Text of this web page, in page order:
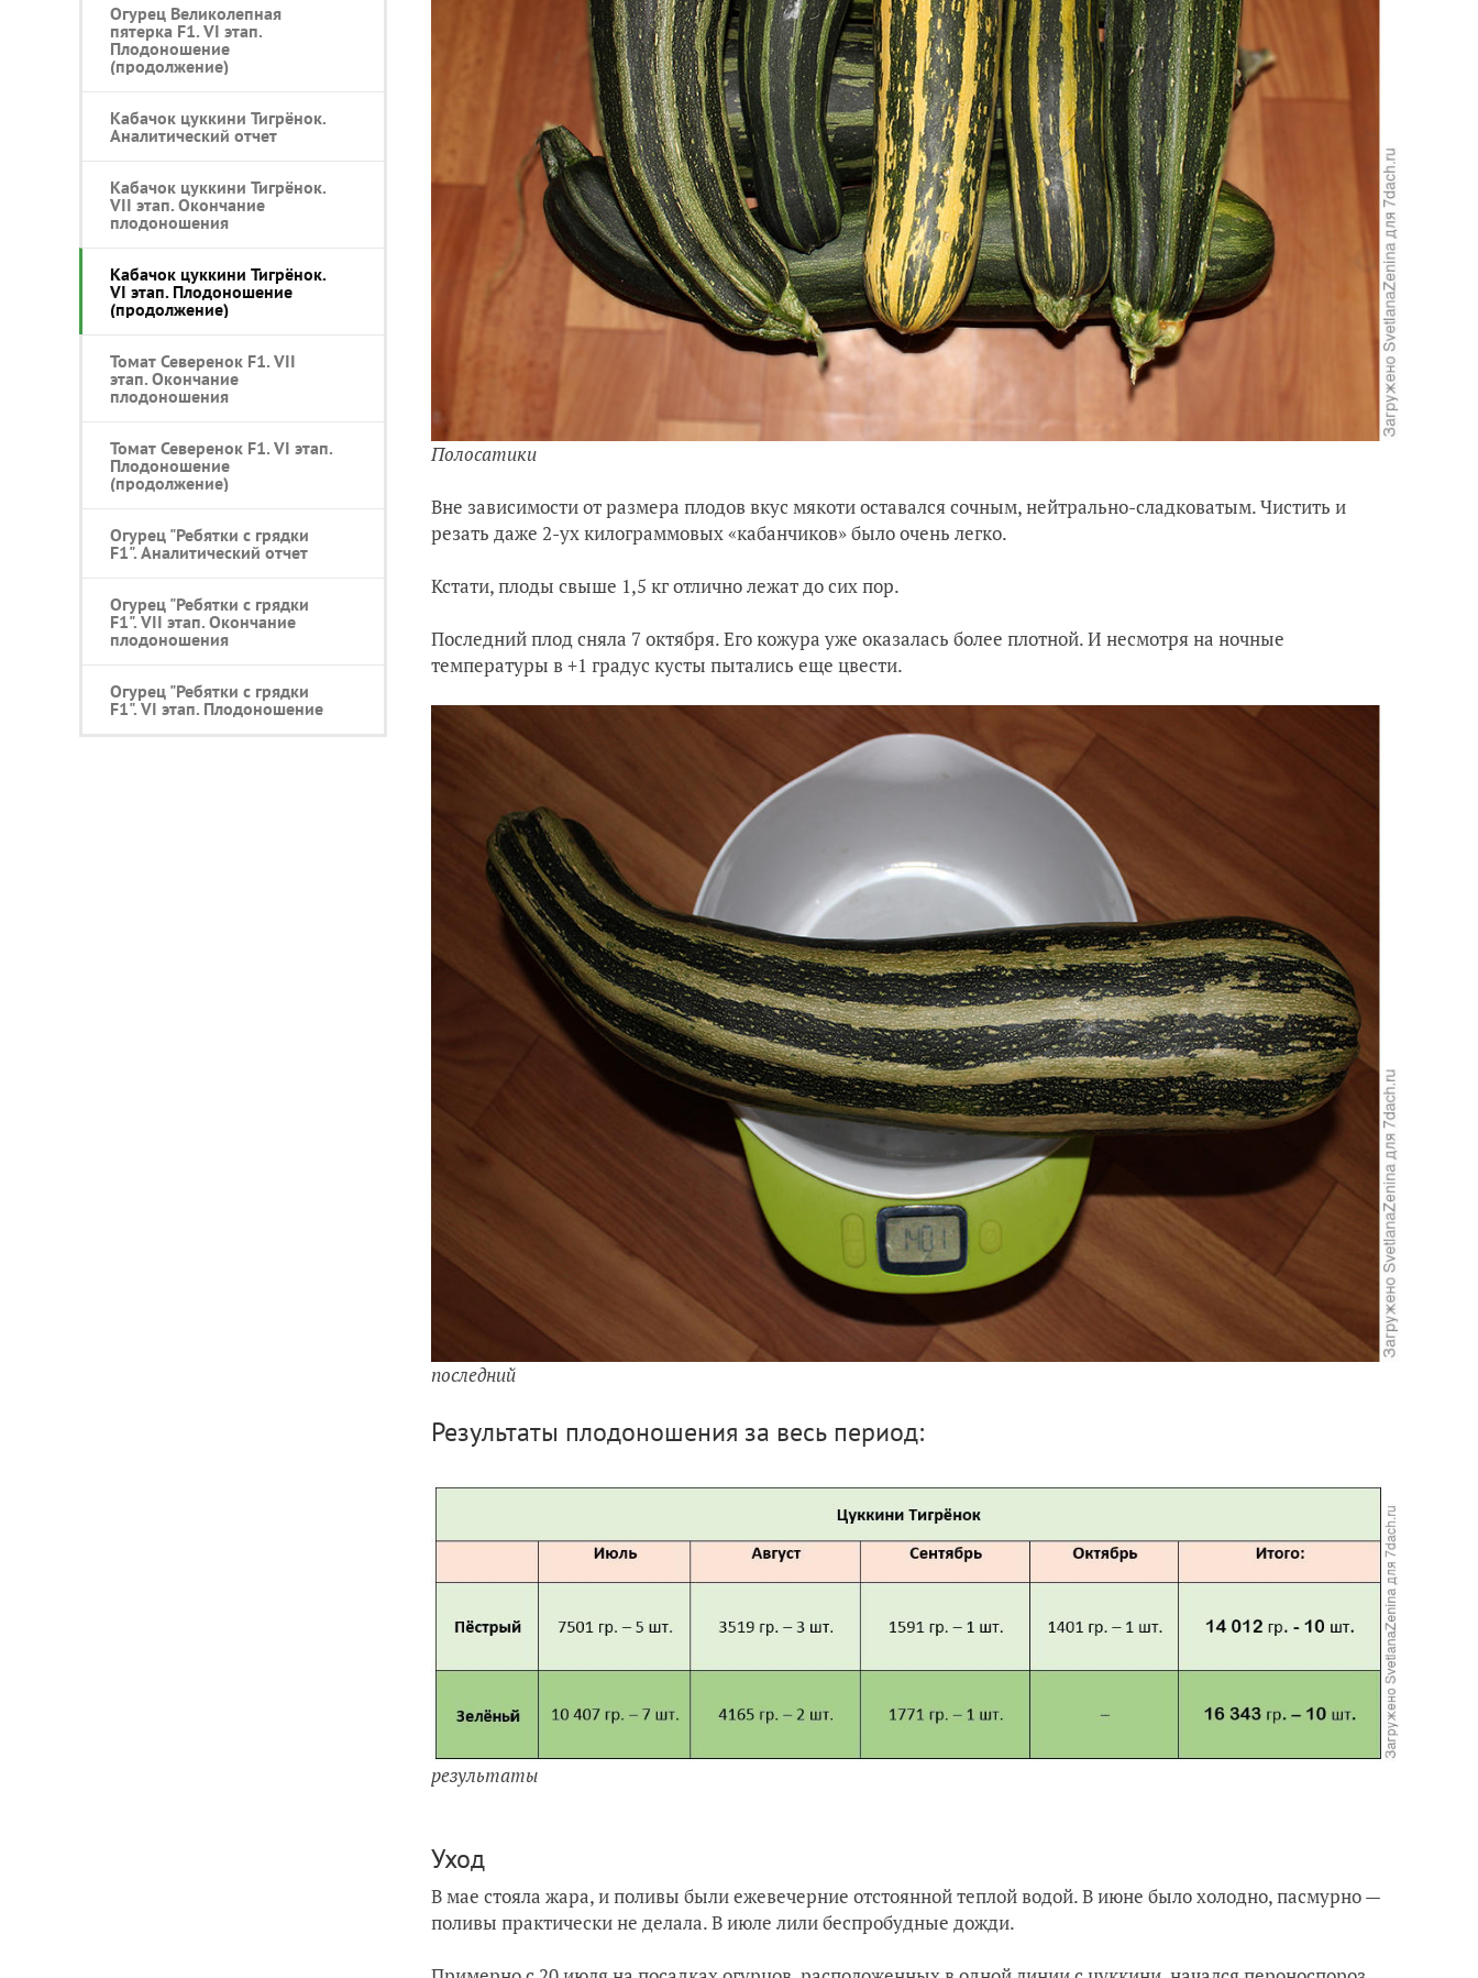
Огурец Великолепная
пятерка F1. VI этап.
Плодоношение
(продолжение)
Кабачок цуккини Тигрёнок.
Аналитический отчет
Кабачок цуккини Тигрёнок.
VII этап. Окончание
плодоношения
Кабачок цуккини Тигрёнок.
VI этап. Плодоношение
(продолжение)
Томат Северенок F1. VII
этап. Окончание
плодоношения
Томат Северенок F1. VI этап.
Плодоношение
(продолжение)
Огурец "Ребятки с грядки
F1". Аналитический отчет
Огурец "Ребятки с грядки
F1". VII этап. Окончание
плодоношения
Огурец "Ребятки с грядки
F1". VI этап. Плодоношение
Полосатики
Вне зависимости от размера плодов вкус мякоти оставался сочным, нейтрально-сладковатым. Чистить и
резать даже 2-ух килограммовых «кабанчиков» было очень легко.
Кстати, плоды свыше 1,5 кг отлично лежат до сих пор.
Последний плод сняла 7 октября. Его кожура уже оказалась более плотной. И несмотря на ночные
температуры в +1 градус кусты пытались еще цвести.
последний
Результаты плодоношения за весь период:
результаты
Уход
В мае стояла жара, и поливы были ежевечерние отстоянной теплой водой. В июне было холодно, пасмурно —
поливы практически не делала. В июле лили беспробудные дожди.